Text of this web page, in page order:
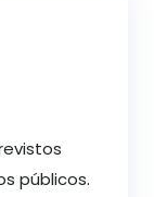
públicos.